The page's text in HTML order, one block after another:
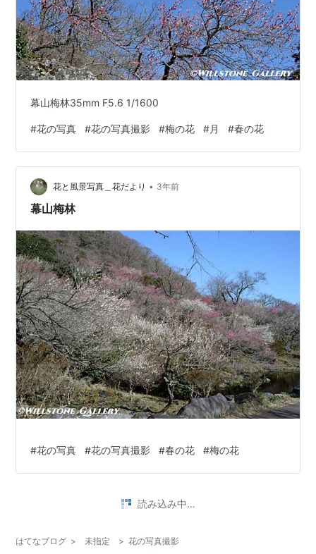
幕山梅林35mm F5.6 1/1600
#花の写真 #花の写真撮影 #梅の花 #月 #春の花
花と風景写真＿花だより • 3年前
幕山梅林
#花の写真 #花の写真撮影 #春の花 #梅の花
読み込み中…
はてなブログ > 未指定 > 花の写真撮影